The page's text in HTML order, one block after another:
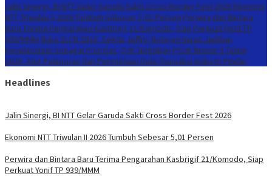
Jalin Sinergi, BI NTT Gelar Garuda Sakti Cross Border Fest 2026 Ekonomi
NTT Triwulan II 2026 Tumbuh Sebesar 5,01 Persen Perwira dan Bintara
Baru Terima Pengarahan Kasbrigif 21/Komodo, Siap Perkuat Yonif TP
939/MMM Buka SLCN 2026, Sekda Jeffry: Nelayan Harus Jadikan
Keselamatan Sebagai Prioritas OJK Terbitkan POJK Nomor 8 Tahun
2026, Atur Pelaporan dan Permintaan Data Transaksi Industri Pindar
Headlines
Jalin Sinergi, BI NTT Gelar Garuda Sakti Cross Border Fest 2026
Ekonomi NTT Triwulan II 2026 Tumbuh Sebesar 5,01 Persen
Perwira dan Bintara Baru Terima Pengarahan Kasbrigif 21/Komodo, Siap
Perkuat Yonif TP 939/MMM